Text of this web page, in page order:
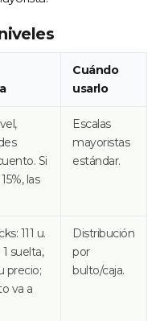
Cuándo
usarlo
Si
las
Escalas
mayoristas
estándar.
111 u.
1 suelta,
precio;
va a
Distribución
por
bulto/caja.